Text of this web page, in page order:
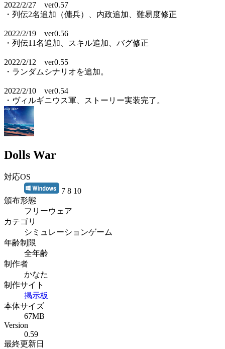
2022/2/27 ver0.57
・列伝2名追加（傭兵）、内政追加、難易度修正
2022/2/19 ver0.56
・列伝11名追加、スキル追加、バグ修正
2022/2/12 ver0.55
・ランダムシナリオを追加。
2022/2/10 ver0.54
・ヴィルギニウス軍、ストーリー実装完了。
Dolls War
対応OS
7 8 10
頒布形態
フリーウェア
カテゴリ
シミュレーションゲーム
年齢制限
全年齢
制作者
かなた
制作サイト
掲示板
本体サイズ
67MB
Version
0.59
最終更新日